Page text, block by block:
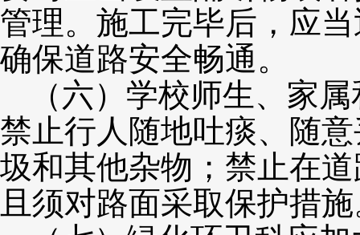
管理。施工完毕后，应
确保道路安全畅通。
（六）学校师生、家
禁止行人随地吐痰、随
圾和其他杂物；禁止在
且须对路面采取保护措